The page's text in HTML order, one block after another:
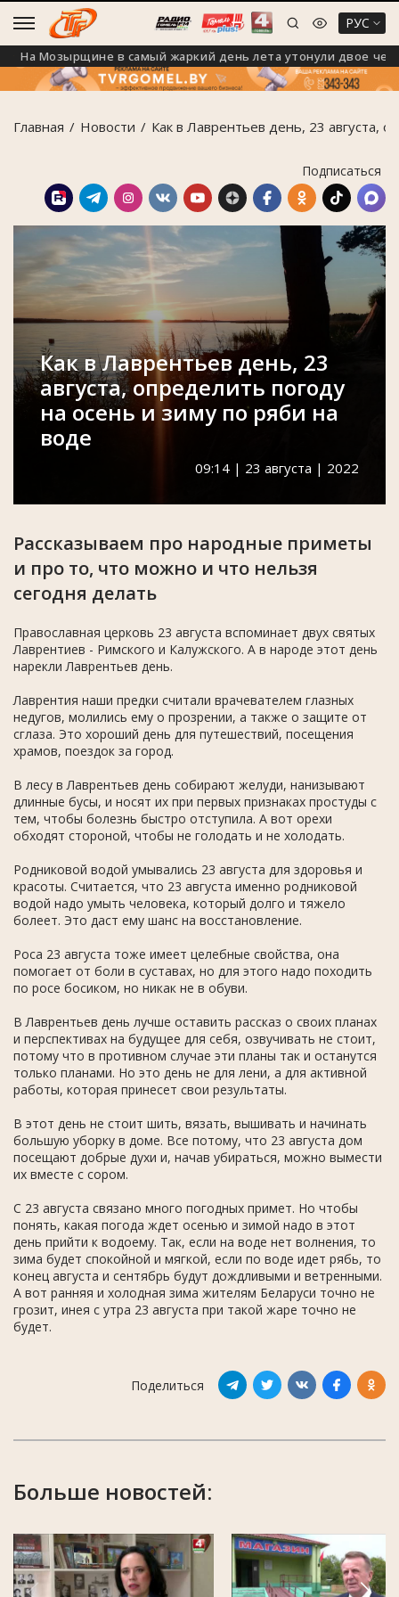
РУС
Мозырщине в самый жаркий день лета утонули двое человек
Главная Новости Как в Лаврентьев день, 23 августа,
Подписаться
Как в Лаврентьев день, 23
августа, определить погоду
на осень и зиму по ряби на
воде
09:14 | 23 августа | 2022
Рассказываем про народные приметы
и про то, что можно и что нельзя
сегодня делать
Православная церковь 23 августа вспоминает двух святых
Лаврентиев - Римского и Калужского. А в народе этот день
нарекли Лаврентьев день.
Лаврентия наши предки считали врачевателем глазных
недугов, молились ему о прозрении, а также о защите от
сглаза. Это хороший день для путешествий, посещения
храмов, поездок за город.
В лесу в Лаврентьев день собирают желуди, нанизывают
длинные бусы, и носят их при первых признаках простуды с
тем, чтобы болезнь быстро отступила. А вот орехи
обходят стороной, чтобы не голодать и не холодать.
Родниковой водой умывались 23 августа для здоровья и
красоты. Считается, что 23 августа именно родниковой
водой надо умыть человека, который долго и тяжело
болеет. Это даст ему шанс на восстановление.
Роса 23 августа тоже имеет целебные свойства, она
помогает от боли в суставах, но для этого надо походить
по росе босиком, но никак не в обуви.
В Лаврентьев день лучше оставить рассказ о своих планах
и перспективах на будущее для себя, озвучивать не стоит,
потому что в противном случае эти планы так и останутся
только планами. Но это день не для лени, а для активной
работы, которая принесет свои результаты.
В этот день не стоит шить, вязать, вышивать и начинать
большую уборку в доме. Все потому, что 23 августа дом
посещают добрые духи и, начав убираться, можно вымести
их вместе с сором.
С 23 августа связано много погодных примет. Но чтобы
понять, какая погода ждет осенью и зимой надо в этот
день прийти к водоему. Так, если на воде нет волнения, то
зима будет спокойной и мягкой, если по воде идет рябь, то
конец августа и сентябрь будут дождливыми и ветренными.
А вот ранняя и холодная зима жителям Беларуси точно не
грозит, инея с утра 23 августа при такой жаре точно не
будет.
Поделиться
Больше новостей: